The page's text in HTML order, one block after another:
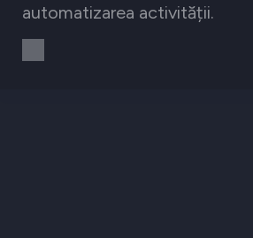
automatizarea activității.